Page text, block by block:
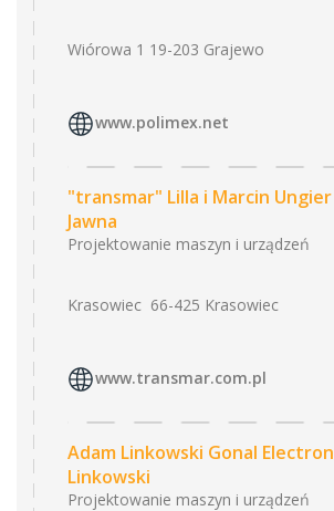
Wiórowa 1 19-203 Grajewo
www.polimex.net
"transmar" Lilla i Marcin Ungier
Jawna
Projektowanie maszyn i urządzeń
Krasowiec 66-425 Krasowiec
www.transmar.com.pl
Adam Linkowski Gonal
Linkowski
Projektowanie maszyn i urządzeń